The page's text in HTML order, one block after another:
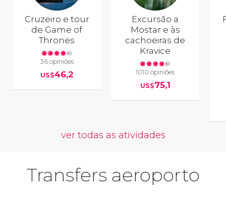
Cruzeiro e tour
de Game of
Thrones
36 opiniões
US$46,2
Excursão a
Mostar e às
cachoeiras de
Kravice
1010 opiniões
US$75,1
ver todas as atividades
Transfers aeroporto